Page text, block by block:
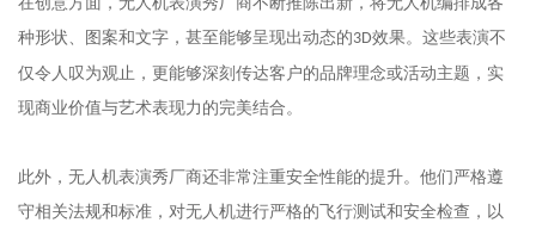
种形状、图案和文字，甚至能够呈现出动态的3D效果。这些表演不
仅令人叹为观止，更能够深刻传达客户的品牌理念或活动主题，实
现商业价值与艺术表现力的完美结合。
此外，无人机表演秀厂商还非常注重安全性能的提升。他们严格遵
守相关法规和标准，对无人机进行严格的飞行测试和安全检查，以